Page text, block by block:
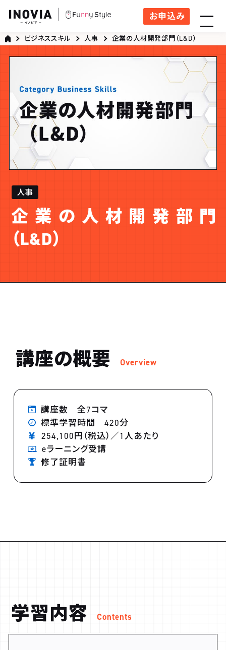
お申込み
ビジネススキル 人事 企業の人材開発部門（L&D）
人事
企業の人材開発部門
（L&D）
講座の概要 Overview
講座数 全7コマ
標準学習時間 420分
254,100円（税込）／1人あたり
eラーニング受講
修了証明書
学習内容 Contents